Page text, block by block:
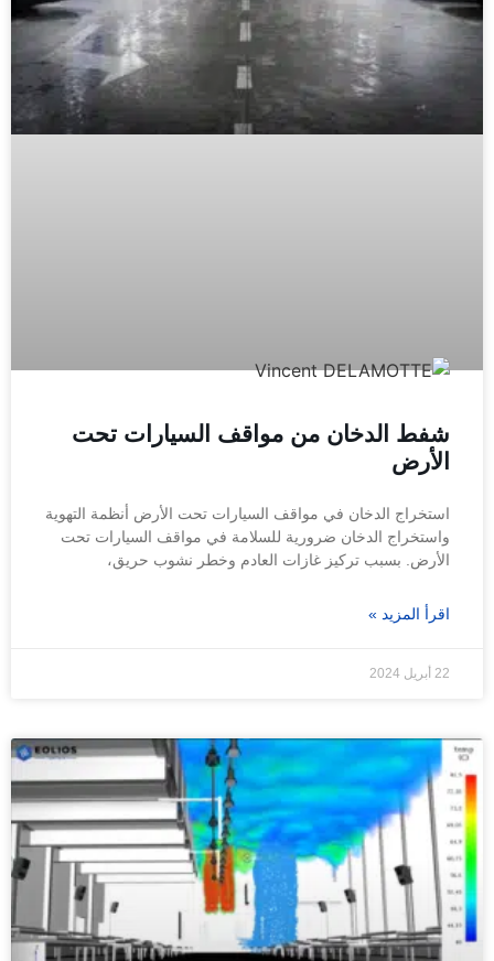
شفط الدخان من مواقف السيارات تحت
الأرض
استخراج الدخان في مواقف السيارات تحت الأرض أنظمة التهوية
واستخراج الدخان ضرورية للسلامة في مواقف السيارات تحت
الأرض. بسبب تركيز غازات العادم وخطر نشوب حريق،
اقرأ المزيد »
22 أبريل 2024